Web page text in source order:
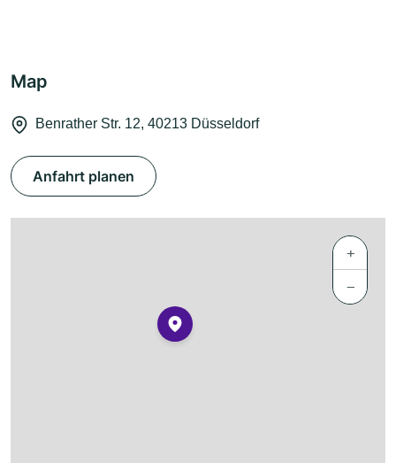
Map
Benrather Str. 12, 40213 Düsseldorf
Anfahrt planen
+
−